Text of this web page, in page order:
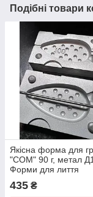
Подібні товари
Якісна форма для
"СОМ" 90 г, метал
Форми для лиття
рибальських грузил
435 ₴